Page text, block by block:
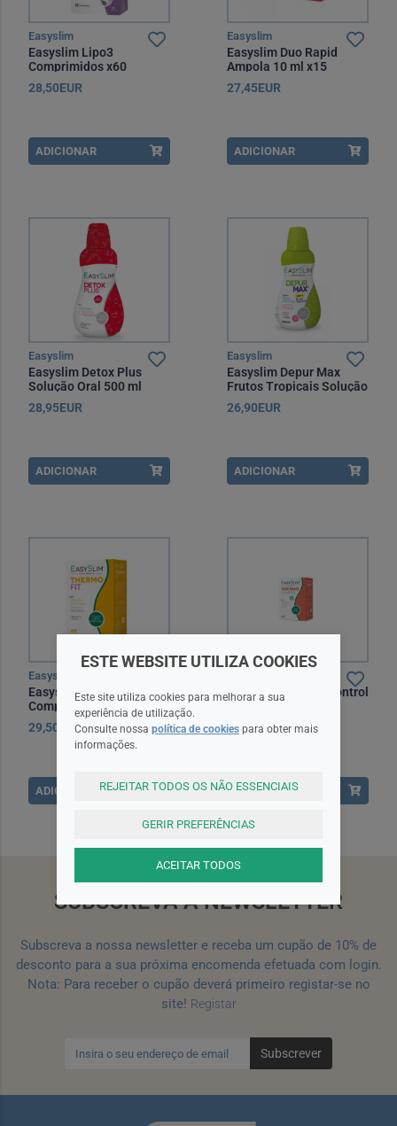
Easyslim
Easyslim Lipo3
Comprimidos x60
28,50EUR
ADICIONAR
Easyslim
Easyslim Duo Rapid
Ampola 10 ml x15
27,45EUR
ADICIONAR
Easyslim
Easyslim Detox Plus
Solução Oral 500 ml
28,95EUR
ADICIONAR
Easyslim
Easyslim Depur Max
Frutos Tropicais Solução
Oral 500 ml
26,90EUR
ADICIONAR
Easyslim
Easyslim Thermo Fit
Comprimidos x60
29,50EUR
ADICIONAR
Easyslim Thermo Control
29,95EUR
ADICIONAR
SUBSCREVA A NEWSLETTER
Subscreva a nossa newsletter e receba um cupão de 10% de
desconto para a sua próxima encomenda efetuada com login.
Nota: Para receber o cupão deverá primeiro registar-se no
site! Registar
Subscrever
ESTE WEBSITE UTILIZA COOKIES
Este site utiliza cookies para melhorar a sua
experiência de utilização.
Consulte nossa política de cookies para obter mais
informações.
REJEITAR TODOS OS NÃO ESSENCIAIS
GERIR PREFERÊNCIAS
ACEITAR TODOS